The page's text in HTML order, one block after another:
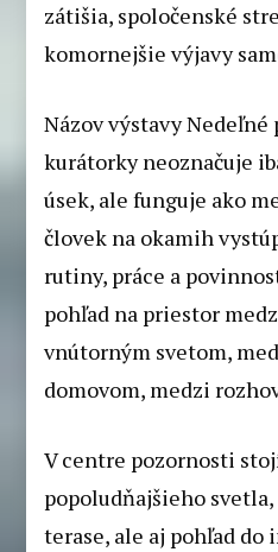
zátišia, spoločenské
komornejšie výjavy
Názov výstavy
kurátorky neoznačuje
úsek, ale funguje ako
človek na okamih
rutiny, práce a
pohľad na priestor
vnútorným svetom,
domovom, medzi
V centre pozornosti
popoludňajšieho
terase, ale aj pohľad